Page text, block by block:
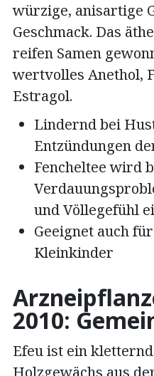
würzige, anisartige
Geschmack. Das
reifen Samen
wertvolles Anethol,
Estragol.
Lindernd bei
Entzündungen
Fencheltee wird
und Völlegefühl
Geeignet auch
Kleinkinder
2010:
Efeu ist ein